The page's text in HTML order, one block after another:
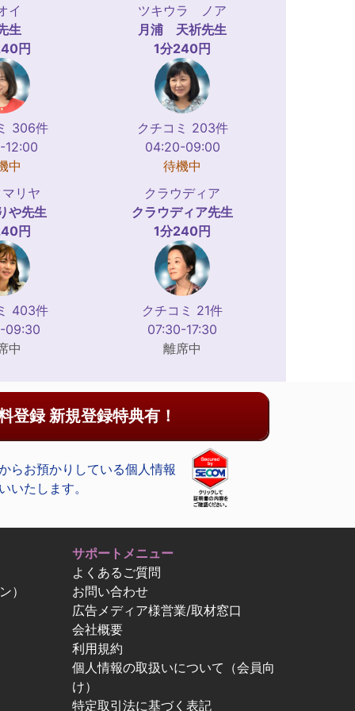
イ
生
円
306件
12:00
中
ツキウラ ノア
月浦 天祈先生
1分240円
クチコミ 203件
04:20-09:00
待機中
リヤ
や先生
円
403件
09:30
中
クラウディア
クラウディア先生
1分240円
クチコミ 21件
07:30-17:30
離席中
登録 新規登録特典有！
らお預かりしている個人情報
いたします。
）
サポートメニュー
よくあるご質問
お問い合わせ
広告メディア様営業/取材窓口
会社概要
利用規約
個人情報の取扱いについて（会員向
け）
特定取引法に基づく表記